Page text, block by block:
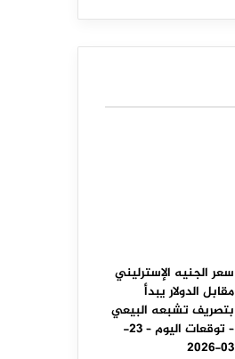
سعر الجنيه الإسترليني
مقابل الدولار يبدأ
بتصريف تشبعه البيعي
– توقعات اليوم – 23-
03-2026